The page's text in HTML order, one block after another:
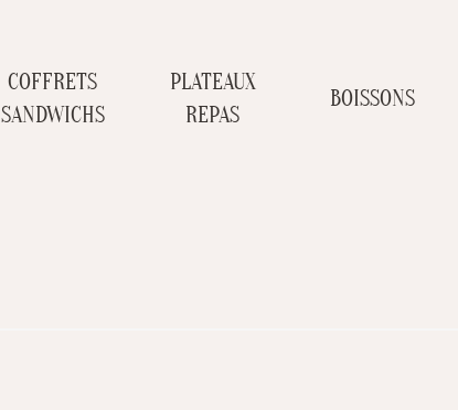
COFFRETS
SANDWICHS
PLATEAUX
REPAS
BOISSONS